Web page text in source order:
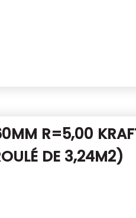
R=5,00
DE 3,24M2)